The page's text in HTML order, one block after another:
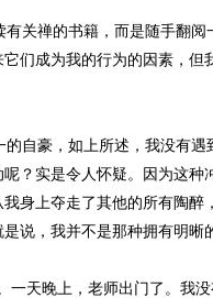
关禅的书籍，而是随手翻
们成为我的行为的因素，
自豪，如上所述，我没有
？实是令人怀疑。因为这
身上夺走了其他的所有陶
说，我并不是那种拥有明晰
晚上，老师出门了。我没